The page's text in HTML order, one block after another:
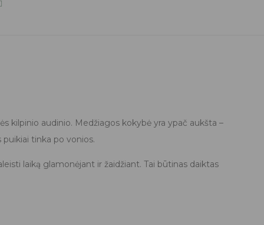
kilpinio audinio. Medžiagos kokybė yra ypač aukšta –
tinka po vonios.
laiką glamonėjant ir žaidžiant. Tai būtinas daiktas